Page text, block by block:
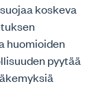
koskeva
huomioiden
pyytää